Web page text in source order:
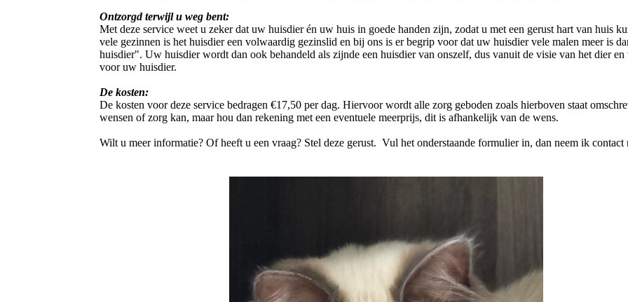
Ontzorgd terwijl u weg bent:
Met deze service weet u zeker dat uw huisdier én uw huis in goede handen zijn, zodat u met een gerust hart van huis
vele gezinnen is het huisdier een volwaardig gezinslid en bij ons is er begrip voor dat uw huisdier vele malen meer is
huisdier". Uw huisdier wordt dan ook behandeld als zijnde een huisdier van onszelf, dus vanuit de visie van het dier
voor uw huisdier.
De kosten:
De kosten voor deze service bedragen €17,50 per dag. Hiervoor wordt alle zorg geboden zoals hierboven staat
wensen of zorg kan, maar hou dan rekening met een eventuele meerprijs, dit is afhankelijk van de wens.
Wilt u meer informatie? Of heeft u een vraag? Stel deze gerust. Vul het onderstaande formulier in, dan neem ik contact